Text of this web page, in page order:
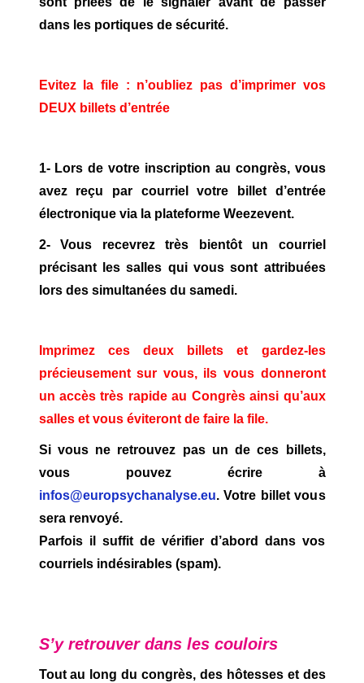
dans les portiques de sécurité.
Evitez la file : n’oubliez pas d’imprimer vos
DEUX billets d’entrée
1- Lors de votre inscription au congrès, vous
avez reçu par courriel votre billet d’entrée
électronique via la plateforme Weezevent.
2- Vous recevrez très bientôt un courriel
précisant les salles qui vous sont attribuées
lors des simultanées du samedi.
Imprimez ces deux billets et gardez-les
précieusement sur vous, ils vous donneront
un accès très rapide au Congrès ainsi qu’aux
salles et vous éviteront de faire la file.
Si vous ne retrouvez pas un de ces billets,
vous pouvez écrire à
infos@europsychanalyse.eu. Votre billet vous
sera renvoyé.
Parfois il suffit de vérifier d’abord dans vos
courriels indésirables (spam).
S’y retrouver dans les couloirs
Tout au long du congrès, des hôtesses et des